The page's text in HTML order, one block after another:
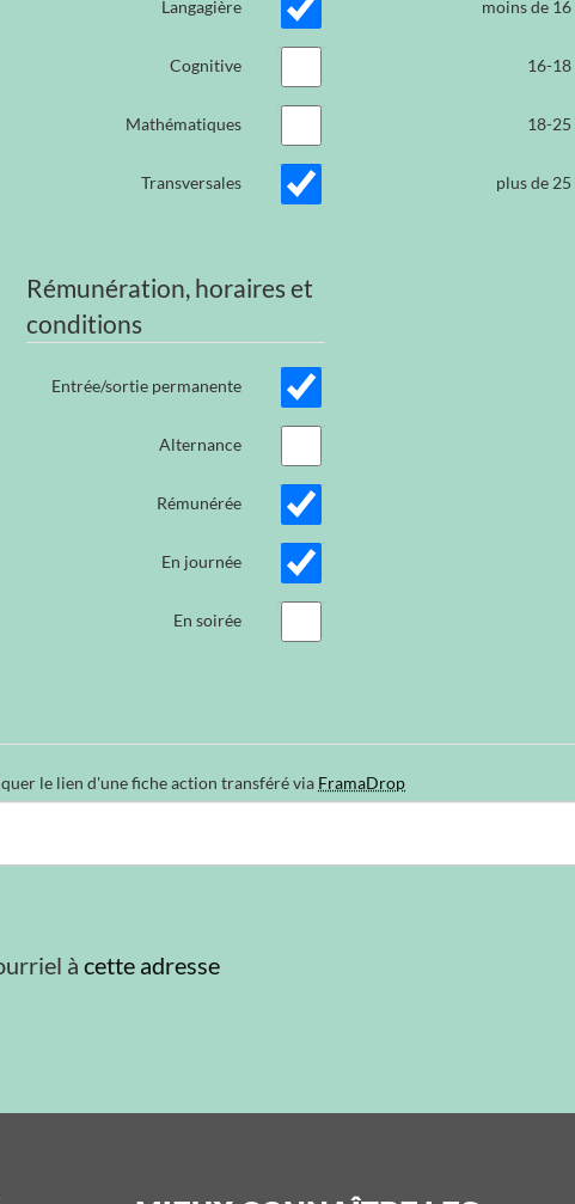
Langagière
Cognitive
Mathématiques
Transversales
moins de 16
16-18
18-25
plus de 25
Rémunération, horaires et
conditions
Entrée/sortie permanente
Alternance
Rémunérée
En journée
En soirée
Cette espace permet de passer un message ou d'indiquer le lien d'une fiche action transféré via FramaDrop
à cette adresse